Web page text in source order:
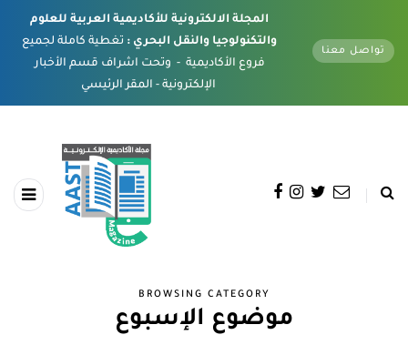
المجلة الالكترونية للأكاديمية العربية للعلوم
والتكنولوجيا والنقل البحري : تغطية كاملة لجميع
فروع الأكاديمية - وتحت اشراف قسم الأخبار
تواصل معنا
BROWSING CATEGORY
موضوع الإسبوع